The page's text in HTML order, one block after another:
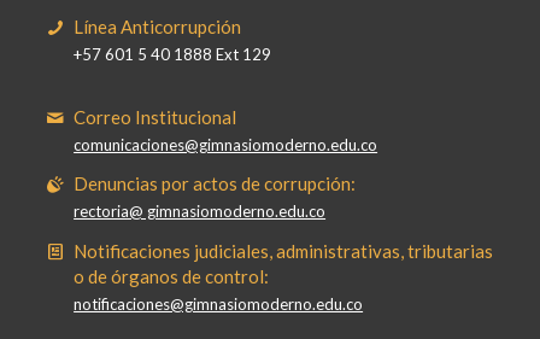
Línea Anticorrupción
+57 601 5 40 1888 Ext 129
Correo Institucional
comunicaciones@gimnasiomoderno.edu.co
Denuncias por actos de corrupción:
rectoria@ gimnasiomoderno.edu.co
Notificaciones judiciales, administrativas, tributarias
o de órganos de control:
notificaciones@gimnasiomoderno.edu.co